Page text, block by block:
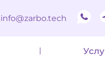
info@zarbo.tech